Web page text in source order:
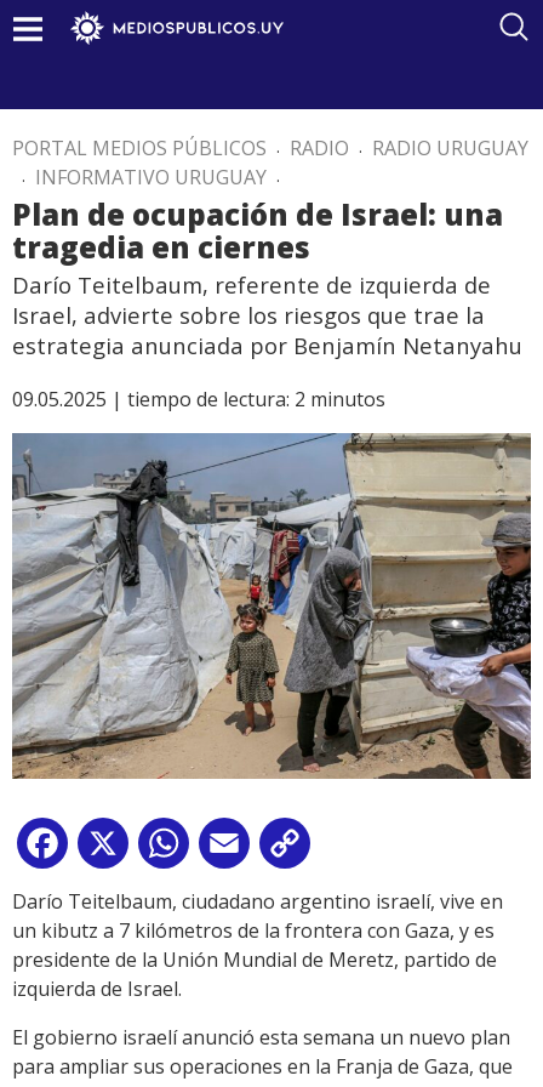
PORTAL MEDIOS PÚBLICOS . RADIO . RADIO URUGUAY
. INFORMATIVO URUGUAY .
Plan de ocupación de Israel: una
tragedia en ciernes
Darío Teitelbaum, referente de izquierda de
Israel, advierte sobre los riesgos que trae la
estrategia anunciada por Benjamín Netanyahu
09.05.2025 | tiempo de lectura: 2 minutos
Facebook
X WhatsApp
Email
Link
Darío Teitelbaum, ciudadano argentino israelí, vive en
un kibutz a 7 kilómetros de la frontera con Gaza, y es
presidente de la Unión Mundial de Meretz, partido de
izquierda de Israel.
El gobierno israelí anunció esta semana un nuevo plan
para ampliar sus operaciones en la Franja de Gaza, que